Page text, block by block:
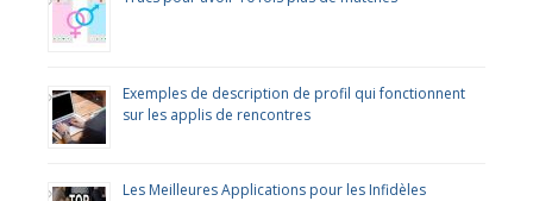
Exemples de description de profil qui fonctionnent
sur les applis de rencontres
Les Meilleures Applications pour les Infidèles